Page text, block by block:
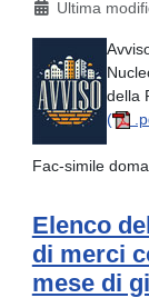
Ultima
della
(
Fac-simile
Elenco
di merci
mese di